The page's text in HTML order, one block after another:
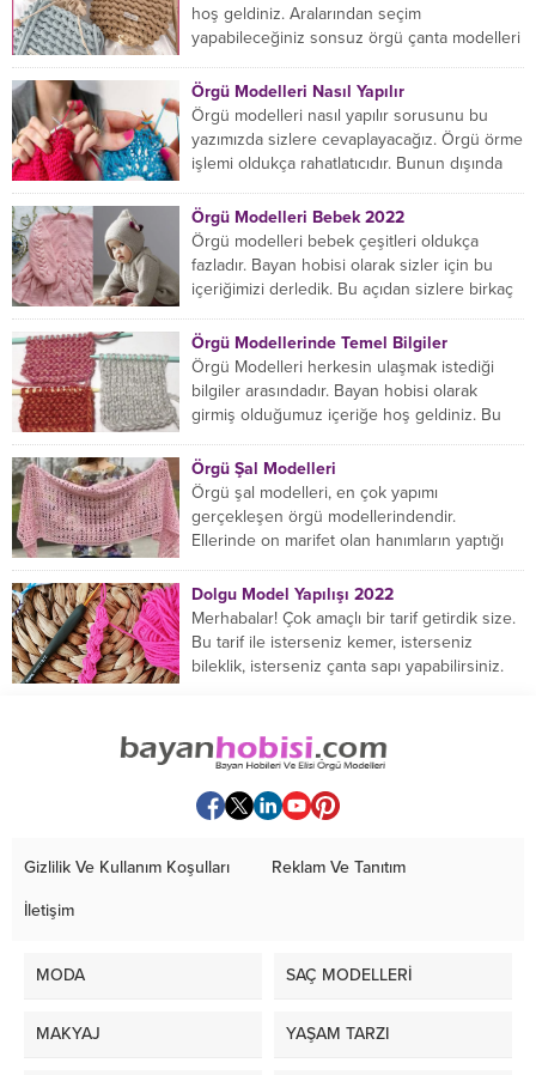
hoş geldiniz. Aralarından seçim
yapabileceğiniz sonsuz örgü çanta modelleri
Örgü Modelleri Nasıl Yapılır
Örgü modelleri nasıl yapılır sorusunu bu
yazımızda sizlere cevaplayacağız. Örgü örme
işlemi oldukça rahatlatıcıdır. Bunun dışında
Örgü Modelleri Bebek 2022
Örgü modelleri bebek çeşitleri oldukça
fazladır. Bayan hobisi olarak sizler için bu
içeriğimizi derledik. Bu açıdan sizlere birkaç
Örgü Modellerinde Temel Bilgiler
Örgü Modelleri herkesin ulaşmak istediği
bilgiler arasındadır. Bayan hobisi olarak
girmiş olduğumuz içeriğe hoş geldiniz. Bu
Örgü Şal Modelleri
Örgü şal modelleri, en çok yapımı
gerçekleşen örgü modellerindendir.
Ellerinde on marifet olan hanımların yaptığı
Dolgu Model Yapılışı 2022
Merhabalar! Çok amaçlı bir tarif getirdik size.
Bu tarif ile isterseniz kemer, isterseniz
bileklik, isterseniz çanta sapı yapabilirsiniz.
Gizlilik Ve Kullanım Koşulları Reklam Ve Tanıtım
İletişim
MODA SAÇ MODELLERİ
MAKYAJ YAŞAM TARZI